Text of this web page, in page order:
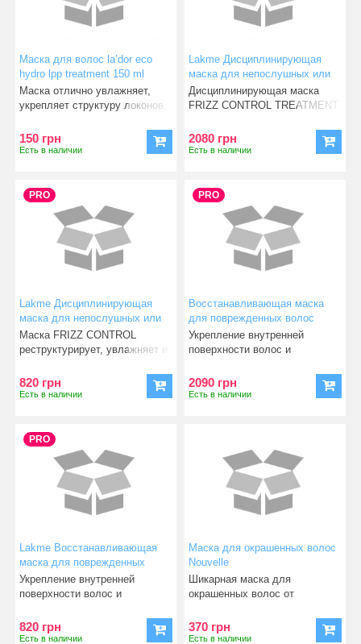
Маска для волос la’dor eco
hydro lpp treatment 150 ml
Маска отлично увлажняет,
укрепляет структуру локонов,
150 грн
Есть в наличии
Lakme Дисциплинирующая
маска для непослушных или
вьющихся волос FRIZZ
CONTROL TREATMENT, 1000
Дисциплинирующая маска
FRIZZ CONTROL TREATMENT
2080 грн
Есть в наличии
PRO
Lakme Дисциплинирующая
маска для непослушных или
вьющихся волос Frizz Control
Treatment, 250 мл
Маска FRIZZ CONTROL
реструктурирует, увлажняет и
820 грн
Есть в наличии
PRO
Восстанавливающая маска
для поврежденных волос
Lakme Deep Care Treatment, 1
л
Укрепление внутренней
поверхности волос и
тонизирую
2090 грн
Есть в наличии
PRO
Lakme Восстанавливающая
маска для поврежденных
волос Deep Care Treatment,
250 мл
Укрепление внутренней
поверхности волос и
тонизирую
820 грн
Есть в наличии
Маска для окрашенных волос
Nouvelle
Шикарная маска для
окрашенных волос от
370 грн
Есть в наличии